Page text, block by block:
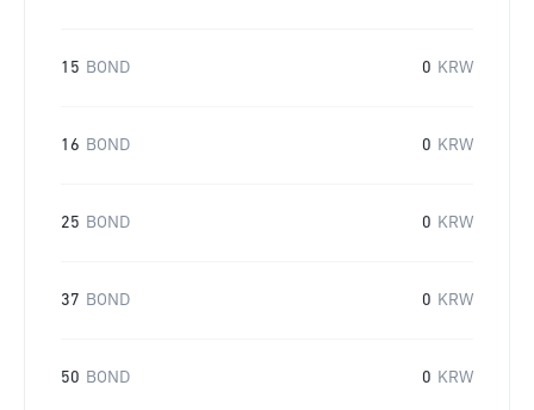
15 BOND 0 KRW
16 BOND 0 KRW
25 BOND 0 KRW
37 BOND 0 KRW
50 BOND 0 KRW